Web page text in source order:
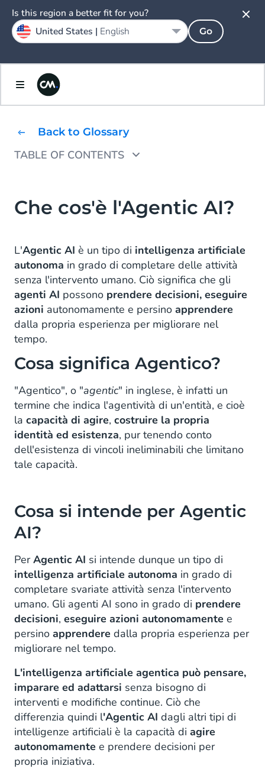
Back to Glossary
TABLE OF CONTENTS
Cosa si intende per Agentic AI?
Cosa sono gli agenti AI?
Esempi di utilizzo di Agentic AI
Customer Service
Marketing
Etica e sicurezza dell’AI
Sicurezza
Comportamento
Occupazione
Scopri HALO: la piattaforma di agenti IA di
Che cos'è l'Agentic AI?
L'Agentic AI è un tipo di intelligenza artificiale
autonoma in grado di completare delle attività
senza l'intervento umano. Ciò significa che gli
agenti AI possono prendere decisioni, eseguire
azioni autonomamente e persino apprendere
dalla propria esperienza per migliorare nel
tempo.
Cosa significa Agentico?
"Agentico", o "agentic" in inglese, è infatti un
termine che indica l'agentività di un'entità, e cioè
la capacità di agire, costruire la propria
identità ed esistenza, pur tenendo conto
dell'esistenza di vincoli ineliminabili che limitano
tale capacità.
Cosa si intende per Agentic
AI?
PerAgentic AI si intende dunque un tipo di
intelligenza artificiale autonoma in grado di
completare svariate attività senza l'intervento
umano. Gli agenti AI sono in grado di prendere
decisioni, eseguire azioni autonomamente e
persino apprendere dalla propria esperienza per
migliorare nel tempo.
L'intelligenza artificiale agentica può pensare,
imparare ed adattarsi senza bisogno di
interventi e modifiche continue. Ciò che
differenzia quindi l'Agentic AI dagli altri tipi di
intelligenze artificiali è la capacità di agire
autonomamente e prendere decisioni per
propria iniziativa.
Is this region a better fit for you?
United States | English Go